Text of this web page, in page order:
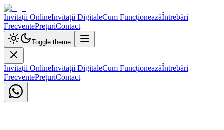
Invitații OnlineInvitații DigitaleCum FuncționeazăÎntrebări
FrecventePrețuriContact
Toggle theme
Invitații OnlineInvitații DigitaleCum FuncționeazăÎntrebări
FrecventePrețuriContact